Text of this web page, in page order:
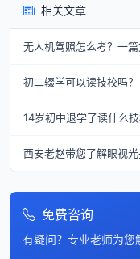
相关文章
无人机驾照怎么考？一
初二辍学可以读技校吗？
14岁初中退学了读什么技
西安老赵带您了解眼视
免费咨询
有疑问？专业老师为您